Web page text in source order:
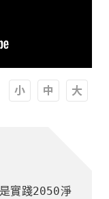
實踐2050淨